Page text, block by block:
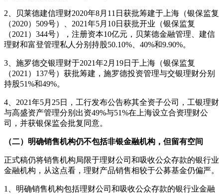
2、贝莱德建信理财2020年8月11日获批筹建于上海（银保监复
（2020）509号）、2021年5月10日获批开业（银保监复
（2021）344号），注册资本10亿元，贝莱德金融管理、建信
理财和富登管理私人分别持股50.10%、40%和9.90%。
3、施罗德交银理财于2021年2月19日于上海（银保监复
（2021）137号）获批筹建，施罗德投资管理与交银理财分别
持股51%和49%。
4、2021年5月25日，工行发布公告称其全资子公司，工银理财
与高盛资产管理分别出资49%与51%在上海设立合资理财公
司，并获银保监会批复同意。
（二）明确销售机构仍不包括非银金融机构，但留有空间
正式稿仍将销售机构局限于理财公司和吸收公众存款的银行业
金融机构，从这点看，理财产品销售相较于公募基金仍偏严。
1、明确销售机构包括理财公司和吸收公众存款的银行业金融